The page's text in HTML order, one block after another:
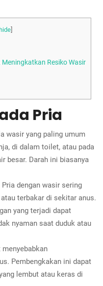
hide]
Resiko Wasir
Pria
wasir yang paling umum
di dalam toilet, atau pada
besar. Darah ini biasanya
dengan wasir sering
terbakar di sekitar anus.
yang terjadi dapat
nyaman saat duduk atau
menyebabkan
Pembengkakan ini dapat
lembut atau keras di